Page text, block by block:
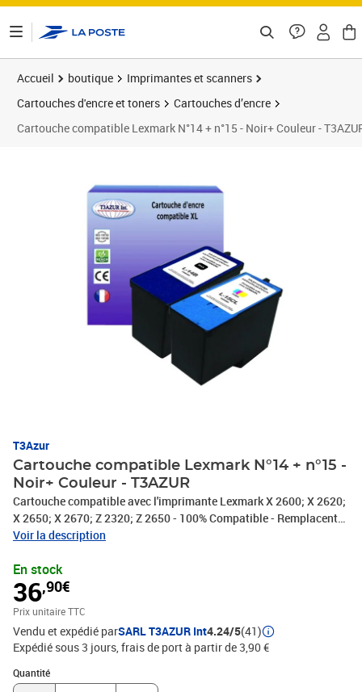
Accueil boutique
Imprimantes et scanners
Cartouches d'encre et toners
Cartouches d’encre
Cartouche compatible Lexmark N°14 + n°15 - Noir+ Couleur -
T3Azur
Cartouche compatible Lexmark N°14 + n°15 -
Noir+ Couleur - T3AZUR
Cartouche compatible avec l'imprimante Lexmark X 2600; X 2620;
X 2650; X 2670; Z 2320; Z 2650 - 100% Compatible - Remplacent
les cartouches Lexmark 14 (18C2090E) + 15XL (18C2110E) -
les normes européennes ISO 9001/14001, STMC, CE, ROHS . Encre
de haute qualité qui garantie une excellence qualité d'impression -
Marque T3AZUR
Voir la description
En stock
36,90€
Prix unitaire TTC
Vendu et expédié parSARL T3AZUR Int4.24/5(41)
Expédié sous 3 jours, frais de port à partir de 3,90 €
Quantité
Quantité : 1